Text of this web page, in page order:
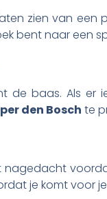
zien van
bent naar een
de baas. Als er
den Bosch te
nagedacht
je komt voor